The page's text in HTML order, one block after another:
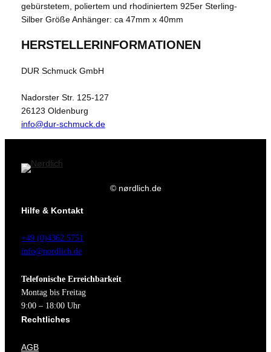
gebürstetem, poliertem und rhodiniertem 925er Sterling-
Silber Größe Anhänger: ca 47mm x 40mm
HERSTELLERINFORMATIONEN
DUR Schmuck GmbH
Nadorster Str. 125-127
26123 Oldenburg
info@dur-schmuck.de
© nørdlich.de
Hilfe & Kontakt
+49 (0)4362 5751
info@nordlich.de
Telefonische Erreichbarkeit
Montag bis Freitag
9:00 – 18:00 Uhr
Rechtliches
AGB